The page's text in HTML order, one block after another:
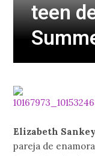
teen
Elizabeth Sankey
pareja de